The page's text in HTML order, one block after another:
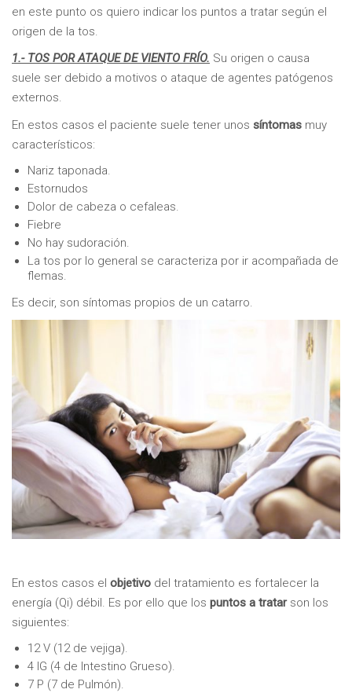
en este punto os quiero indicar los puntos a tratar según el
origen de la tos.
1.- TOS POR ATAQUE DE VIENTO FRÍO. Su origen o causa
suele ser debido a motivos o ataque de agentes patógenos
externos.
En estos casos el paciente suele tener unos síntomas muy
característicos:
Nariz taponada.
Estornudos
Dolor de cabeza o cefaleas.
Fiebre
No hay sudoración.
La tos por lo general se caracteriza por ir acompañada de
flemas.
Es decir, son síntomas propios de un catarro.
En estos casos el objetivo del tratamiento es fortalecer la
energía (Qi) débil. Es por ello que los puntos a tratarson los
siguientes:
12 V (12 de vejiga).
4 IG (4 de Intestino Grueso).
7 P (7 de Pulmón).